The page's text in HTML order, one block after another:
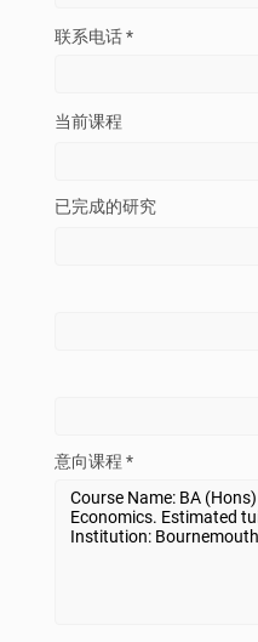
联系电话 *
当前课程
已完成的研究
意向课程 *